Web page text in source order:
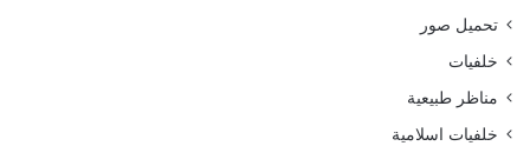
تحميل صور
خلفيات
مناظر طبيعية
خلفيات اسلامية